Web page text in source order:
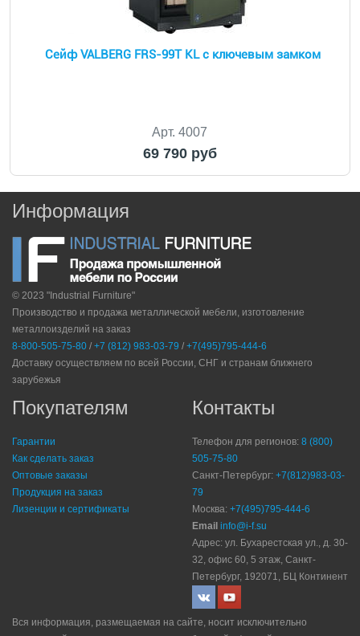
Сейф VALBERG FRS-99T KL с ключевым замком
Арт. 4007
69 790 руб
Информация
© 2023 "Industrial Furniture"
Производство и продажа металлической мебели, изготовление
металлоизделий на заказ
8-800-505-75-80 / +7 (812) 983-03-79 / +7(495)795-444-6
Доставку осуществляем по всей России, СНГ и странам ближнего
зарубежья
Покупателям
Гарантии
Как сделать заказ
Оптовые заказы
Продукция на заказ
Лизенции и сертификаты
Контакты
Телефон для регионов: 8 (800)
505-75-80
Санкт-Петербург: +7(812)983-03-
79
Москва: +7(495)795-444-6
Email info@i-f.su
Адрес: ул. Бухарестская ул., д. 30-
32, офис 60, 5 этаж, Санкт-
Петербург, 192071, БЦ Континент
Вся информация, размещаемая на сайте, носит исключительно